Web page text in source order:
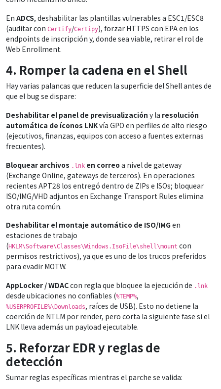
En ADCS, deshabilitar las plantillas vulnerables a ESC1/ESC8
(auditar con Certify/Certipy), forzar HTTPS con EPA en los
endpoints de inscripción y, donde sea viable, retirar el rol de
Web Enrollment.
4. Romper la cadena en el Shell
Hay varias palancas que reducen la superficie del Shell antes de
que el bug se dispare:
Deshabilitar el panel de previsualización y la resolución
automática de íconos LNKvía GPO en perfiles de alto riesgo
(ejecutivos, finanzas, equipos con acceso a fuentes externas
frecuentes).
Bloquear archivos .lnk en correo a nivel de gateway
(Exchange Online, gateways de terceros). En operaciones
recientes APT28 los entregó dentro de ZIPs e ISOs; bloquear
ISO/IMG/VHD adjuntos en Exchange Transport Rules elimina
otra ruta común.
Deshabilitar el montaje automático de ISO/IMGen
estaciones de trabajo
(HKLM\Software\Classes\Windows.IsoFile\shell\mount con
permisos restrictivos), ya que es uno de los trucos preferidos
para evadir MOTW.
AppLocker / WDACcon regla que bloquee la ejecución de .lnk
desde ubicaciones no confiables (%TEMP%,
%USERPROFILE%\Downloads, raíces de USB). Esto no detiene la
coerción de NTLM por render, pero corta la siguiente fase si el
LNK lleva además un payload ejecutable.
5. Reforzar EDR y reglas de
detección
Sumar reglas específicas mientras el parche se valida: